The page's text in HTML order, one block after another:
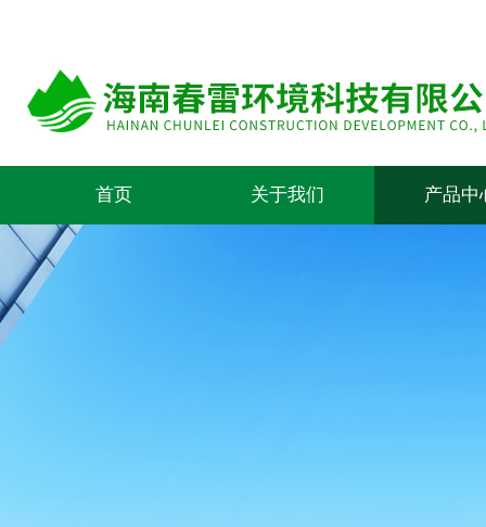
首页 关于我们 产品中